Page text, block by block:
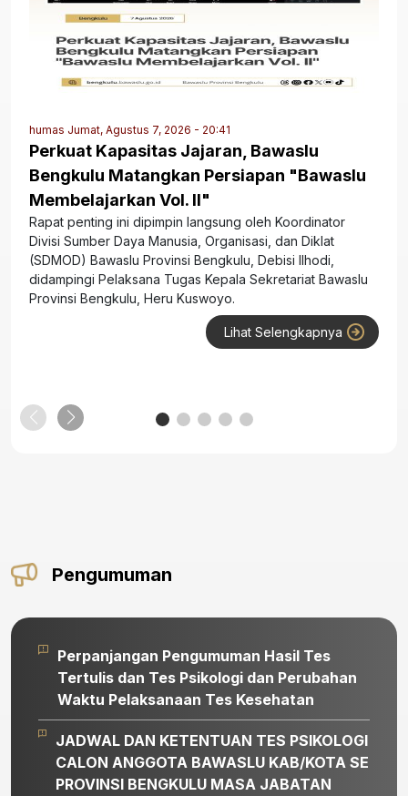
humas Jumat, Agustus 7, 2026 - 20:41
Perkuat Kapasitas Jajaran, Bawaslu
Bengkulu Matangkan Persiapan "Bawaslu
Membelajarkan Vol. II"
Rapat penting ini dipimpin langsung oleh Koordinator
Divisi Sumber Daya Manusia, Organisasi, dan Diklat
(SDMOD) Bawaslu Provinsi Bengkulu, Debisi Ilhodi,
didampingi Pelaksana Tugas Kepala Sekretariat Bawaslu
Provinsi Bengkulu, Heru Kuswoyo.
Lihat Selengkapnya
Pengumuman
Perpanjangan Pengumuman Hasil Tes
Tertulis dan Tes Psikologi dan Perubahan
Waktu Pelaksanaan Tes Kesehatan
JADWAL DAN KETENTUAN TES PSIKOLOGI
CALON ANGGOTA BAWASLU KAB/KOTA SE
PROVINSI BENGKULU MASA JABATAN